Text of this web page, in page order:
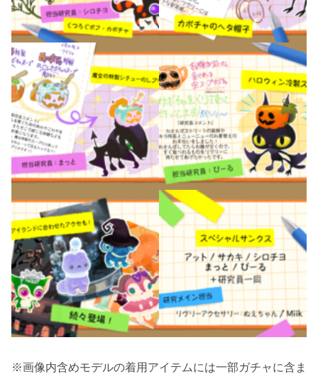
※画像内含めモデルの着用アイテムには一部ガチャに含ま